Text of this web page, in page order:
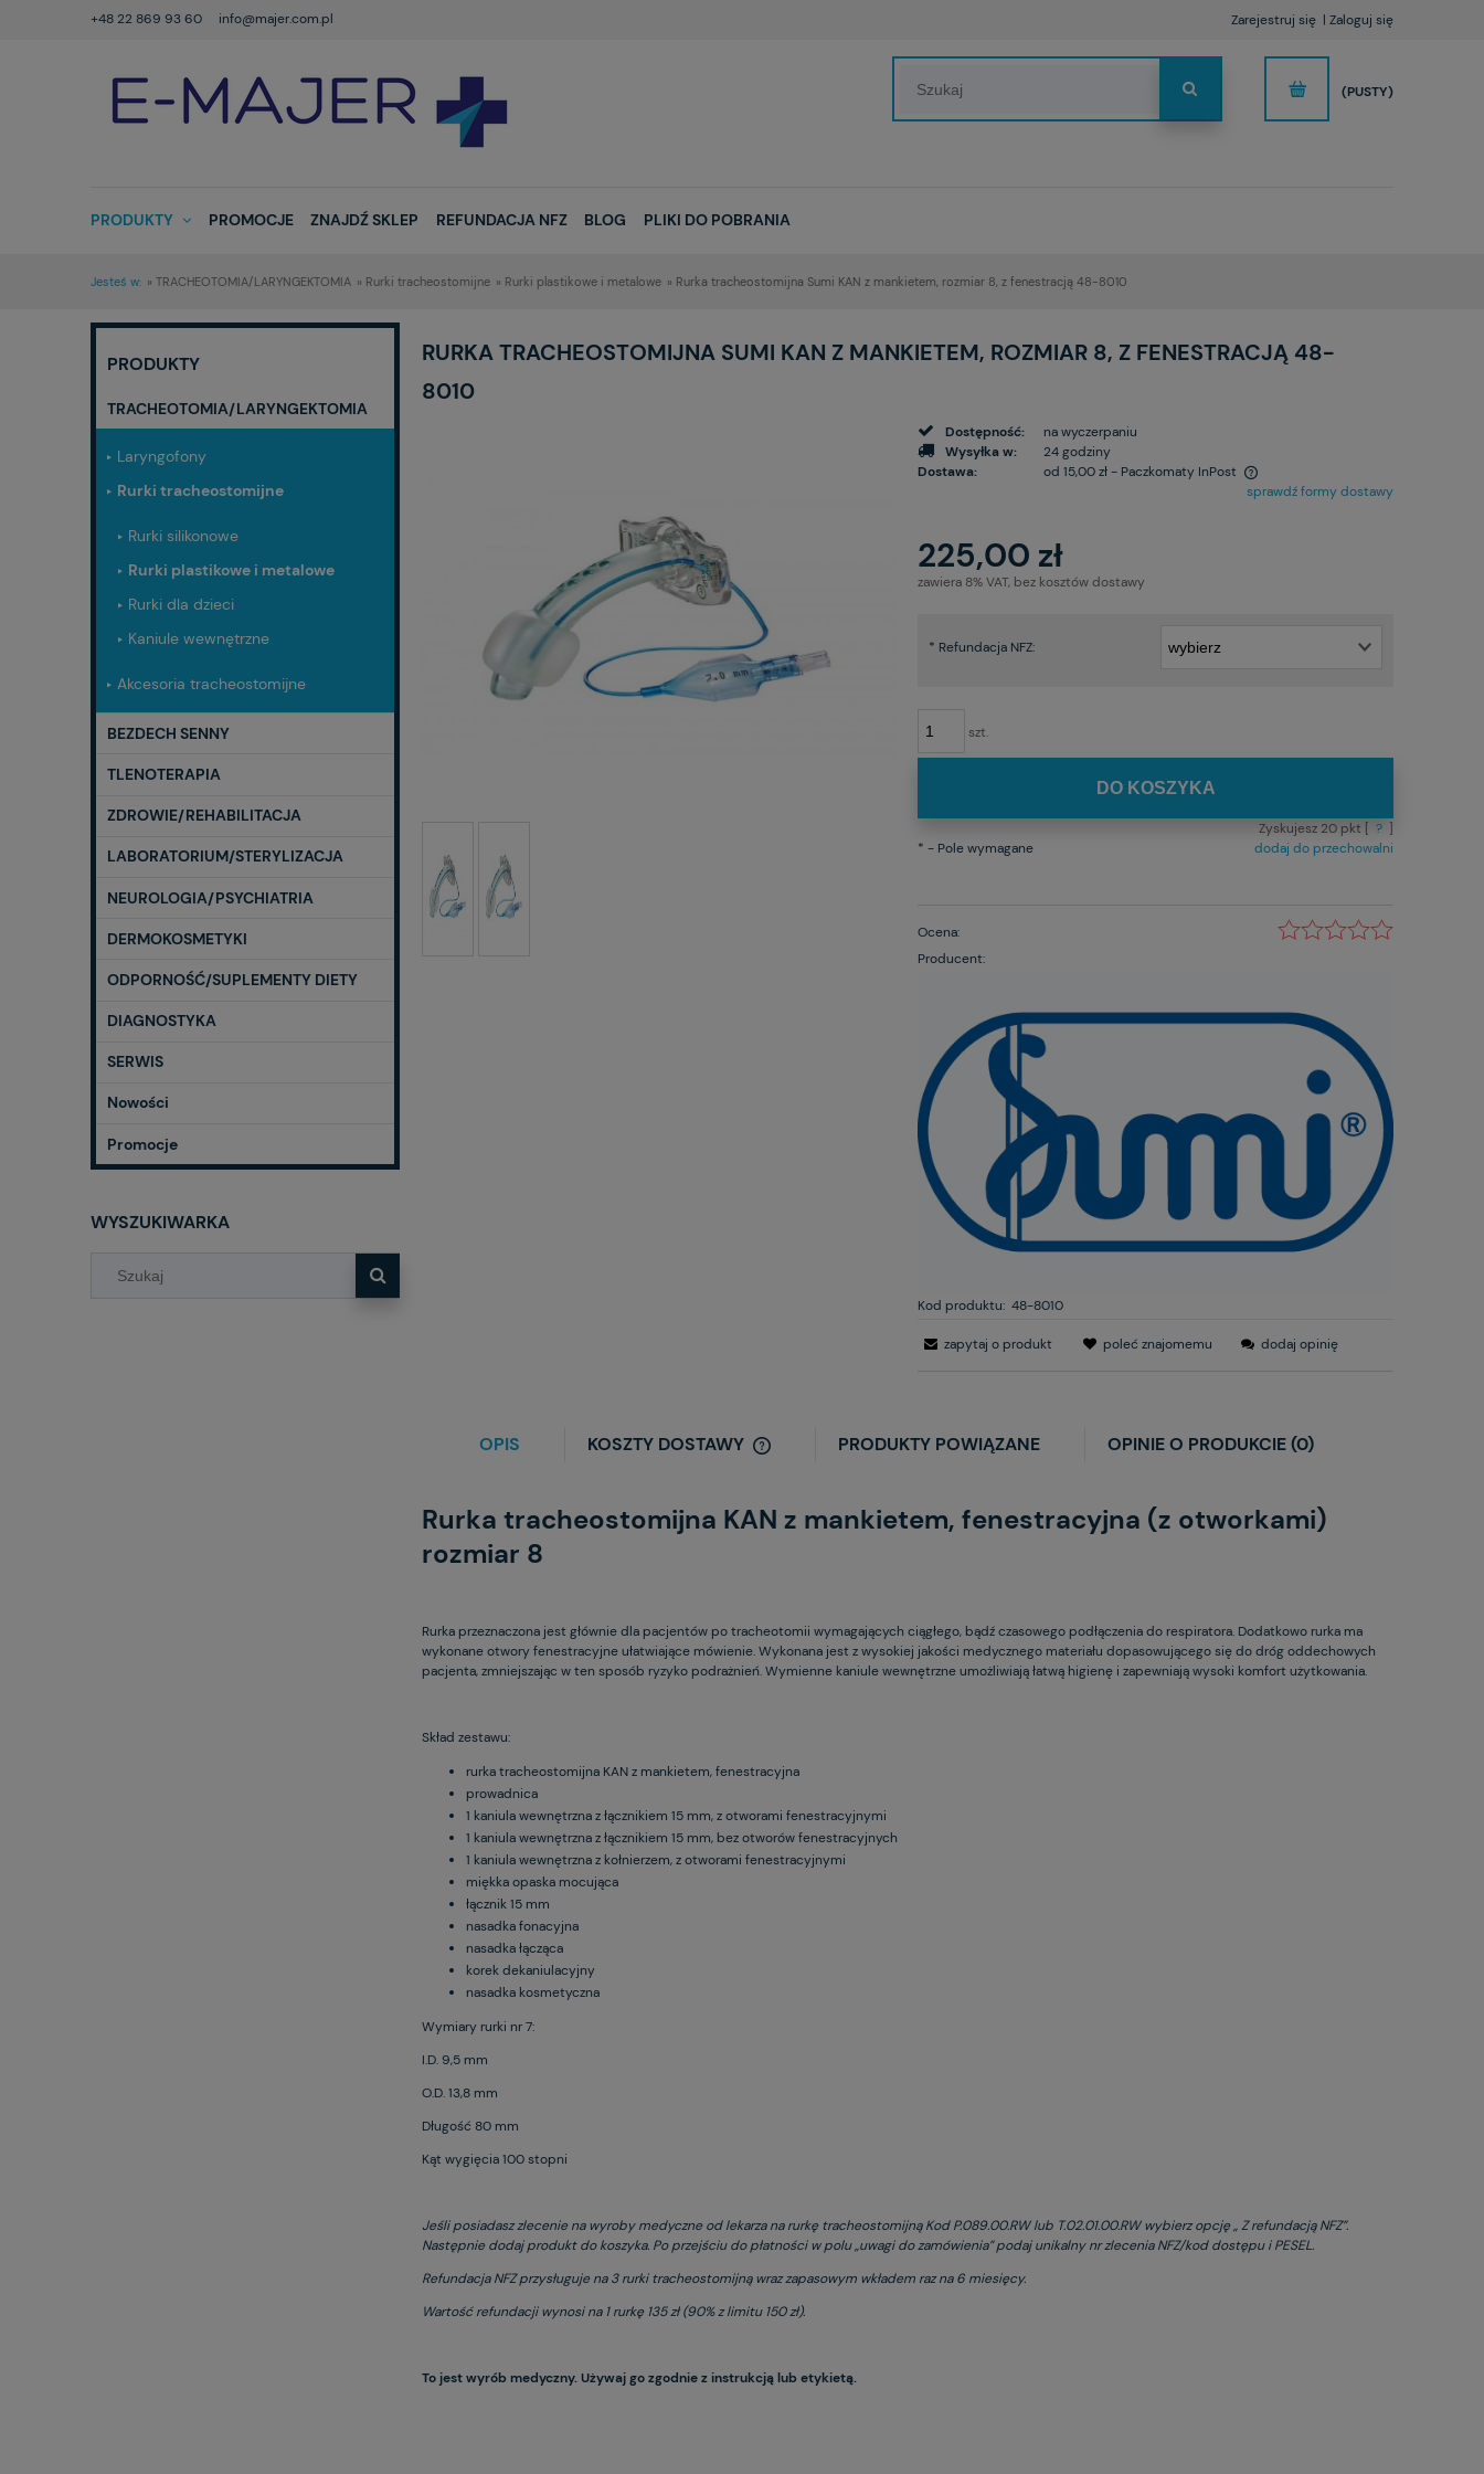
Zarejestruj się Zaloguj się
+48 22 869 93 60 info@majer.com.pl
(PUSTY)
PRODUKTY PROMOCJE ZNAJDŹ SKLEP REFUNDACJA NFZ BLOG PLIKI DO POBRANIA
Jesteś w: » TRACHEOTOMIA/LARYNGEKTOMIA » Rurki tracheostomijne » Rurki plastikowe i metalowe » Rurka tracheostomijna Sumi KAN z mankietem, rozmiar 8, z fenestracją 48-8010
PRODUKTY
TRACHEOTOMIA/LARYNGEKTOMIA
Laryngofony
Rurki tracheostomijne
Rurki silikonowe
Rurki plastikowe i metalowe
Rurki dla dzieci
Kaniule wewnętrzne
Akcesoria tracheostomijne
BEZDECH SENNY
TLENOTERAPIA
ZDROWIE/REHABILITACJA
LABORATORIUM/STERYLIZACJA
NEUROLOGIA/PSYCHIATRIA
DERMOKOSMETYKI
ODPORNOŚĆ/SUPLEMENTY DIETY
DIAGNOSTYKA
SERWIS
Nowości
Promocje
WYSZUKIWARKA
RURKA TRACHEOSTOMIJNA SUMI KAN Z MANKIETEM, ROZMIAR 8, Z FENESTRACJĄ 48-
8010
Dostępność:
na wyczerpaniu
Wysyłka w:
24 godziny
Dostawa:
od 15,00 zł- Paczkomaty InPost
sprawdź formy dostawy
225,00 zł
zawiera 8% VAT, bez kosztów dostawy
* Refundacja NFZ:
szt.
DO KOSZYKA
Zyskujesz 20pkt [ ? ]
dodaj do przechowalni
* - Pole wymagane
Ocena:
Producent:
Kod produktu: 48-8010
zapytaj o produkt poleć znajomemu dodaj opinię
OPIS KOSZTY DOSTAWY PRODUKTY POWIĄZANE OPINIE O PRODUKCIE (0)
Rurka tracheostomijna KAN z mankietem, fenestracyjna (z otworkami)
rozmiar 8
Rurka przeznaczona jest głównie dla pacjentów po tracheotomii wymagających ciągłego, bądź czasowego podłączenia do respiratora. Dodatkowo rurka ma
wykonane otwory fenestracyjne ułatwiające mówienie. Wykonana jest z wysokiej jakości medycznego materiału dopasowującego się do dróg oddechowych
pacjenta, zmniejszając w ten sposób ryzyko podrażnień. Wymienne kaniule wewnętrzne umożliwiają łatwą higienę i zapewniają wysoki komfort użytkowania.
Skład zestawu:
rurka tracheostomijna KAN z mankietem, fenestracyjna
prowadnica
1 kaniula wewnętrzna z łącznikiem 15 mm, z otworami fenestracyjnymi
1 kaniula wewnętrzna z łącznikiem 15 mm, bez otworów fenestracyjnych
1 kaniula wewnętrzna z kołnierzem, z otworami fenestracyjnymi
miękka opaska mocująca
łącznik 15 mm
nasadka fonacyjna
nasadka łącząca
korek dekaniulacyjny
nasadka kosmetyczna
Wymiary rurki nr 7:
I.D. 9,5 mm
O.D. 13,8 mm
Długość 80 mm
Kąt wygięcia 100 stopni
Jeśli posiadasz zlecenie na wyroby medyczne od lekarza na rurkę tracheostomijną Kod P.089.00.RW lub T.02.01.00.RW wybierz opcję „ Z refundacją NFZ”.
Następnie dodaj produkt do koszyka. Po przejściu do płatności w polu „uwagi do zamówienia” podaj unikalny nr zlecenia NFZ/kod dostępu i PESEL.
Refundacja NFZ przysługuje na 3 rurki tracheostomijną wraz zapasowym wkładem raz na 6 miesięcy.
Wartość refundacji wynosi na 1 rurkę 135 zł (90% z limitu 150 zł).
To jest wyrób medyczny. Używaj go zgodnie z instrukcją lub etykietą.